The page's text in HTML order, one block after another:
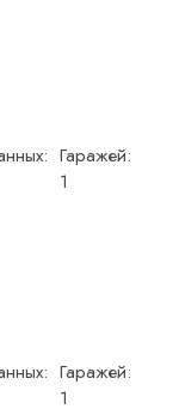
Гаражей:
1
Гаражей:
1